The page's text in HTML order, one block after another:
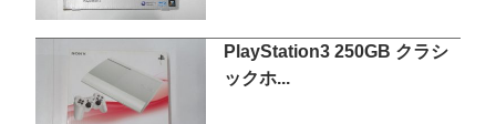
PlayStation3 250GB クラシ
ックホ...